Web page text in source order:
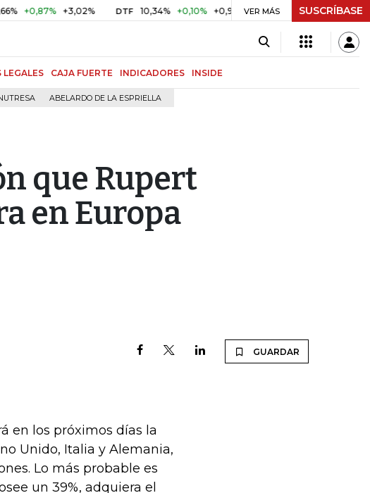
+3,02% DTF 10,34% +0,10% +0,98% UVR $ 416,96 +$ 0,05 +0,01%
VER MÁS SUSCRÍBASE
CAJA FUERTE INDICADORES INSIDE
ABELARDO DE LA ESPRIELLA
que Rupert
en Europa
GUARDAR
en los próximos días la
Unido, Italia y Alemania,
Lo más probable es
un 39%, adquiera el